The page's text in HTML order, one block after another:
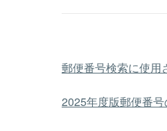
郵便番号検索に使用
2025年度版郵便番